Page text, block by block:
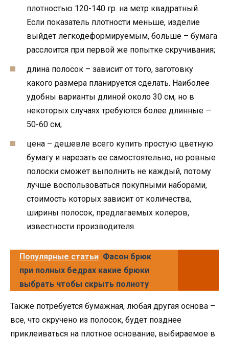
плотностью 120-140 гр. на метр квадратный.
Если показатель плотности меньше, изделие
выйдет легкодеформируемым, больше – бумага
расслоится при первой же попытке скручивания;
длина полосок – зависит от того, заготовку
какого размера планируется сделать. Наиболее
удобны варианты длиной около 30 см, но в
некоторых случаях требуются более длинные —
50-60 см;
цена – дешевле всего купить простую цветную
бумагу и нарезать ее самостоятельно, но ровные
полоски сможет выполнить не каждый, потому
лучше воспользоваться покупными наборами,
стоимость которых зависит от количества,
ширины полосок, предлагаемых колеров,
известности производителя.
Популярные статьи Фасон брюк
при полных бедрах какие брюки
выбрать чтобы скрыть полноту
Также потребуется бумажная, любая другая основа –
все, что скручено из полосок, будет позднее
приклеиваться на плотное основание, выбираемое в